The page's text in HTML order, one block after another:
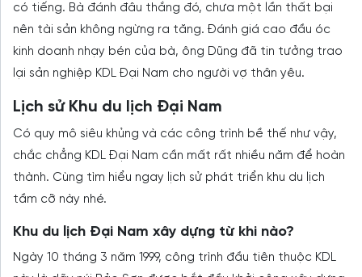
có tiếng. Bà đánh đâu thắng đó, chưa một lần thất bại
nên tài sản không ngừng ra tăng. Đánh giá cao đầu óc
kinh doanh nhạy bén của bà, ông Dũng đã tin tưởng trao
lại sản nghiệp KDL Đại Nam cho người vợ thân yêu.
Lịch sử Khu du lịch Đại Nam
Có quy mô siêu khủng và các công trình bề thế như vậy,
chắc chẳng KDL Đại Nam cần mất rất nhiều năm để hoàn
thành. Cùng tìm hiểu ngay lịch sử phát triển khu du lịch
tầm cỡ này nhé.
Khu du lịch Đại Nam xây dựng từ khi nào?
Ngày 10 tháng 3 năm 1999, công trình đầu tiên thuộc KDL